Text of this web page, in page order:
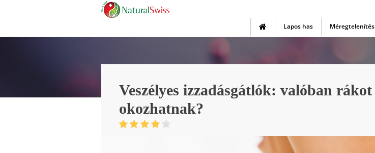
Lapos has Méregtelenítés
Veszélyes izzadásgátlók: valóban rákot
okozhatnak?